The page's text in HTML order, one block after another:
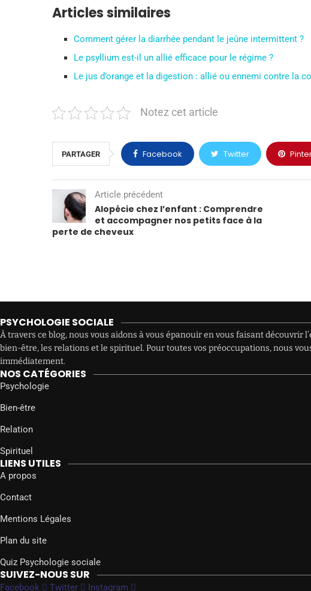
Articles similaires
Comment gérer la diarrhée pendant le jeûne intermittent ?
Le psyllium est-il un allié efficace pour le régime ?
Le jus d’orange et la digestion : allié ou ennemi contre la
Notez cet article
PARTAGER Facebook Twitter
Article précédent
Alopécie chez l’enfant : Comprendre
et accompagner nos petits face à la
perte de cheveux
PSYCHOLOGIE SOCIALE
À travers ce blog, nous vous aidons à vous épanouir en vous faisant découvrir
bien-être, les relations et le spirituel. Pour toutes vos préoccupations, nous
immédiatement.
NOS CATÉGORIES
Psychologie
Bien-être
Relation
Spirituel
LIENS UTILES
A propos
Contact
Mentions Légales
Plan du site
Quiz Psychologie sociale
SUIVEZ-NOUS SUR
Facebook Twitter Instagram